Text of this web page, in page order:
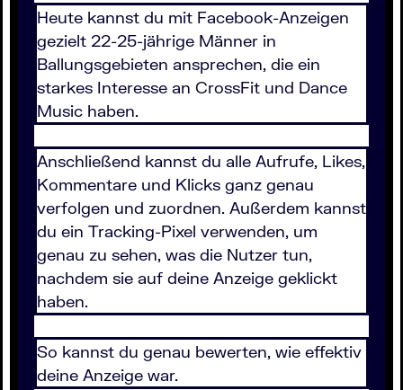
Heute kannst du mit Facebook-Anzeigen
gezielt 22-25-jährige Männer in
Ballungsgebieten ansprechen, die ein
starkes Interesse an CrossFit und Dance
Music haben.
Anschließend kannst du alle Aufrufe, Likes,
Kommentare und Klicks ganz genau
verfolgen und zuordnen. Außerdem kannst
du ein Tracking-Pixel verwenden, um
genau zu sehen, was die Nutzer tun,
nachdem sie auf deine Anzeige geklickt
haben.
So kannst du genau bewerten, wie effektiv
deine Anzeige war.